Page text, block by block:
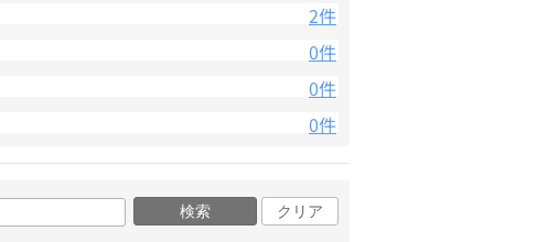
2件
0件
0件
0件
検索 クリア